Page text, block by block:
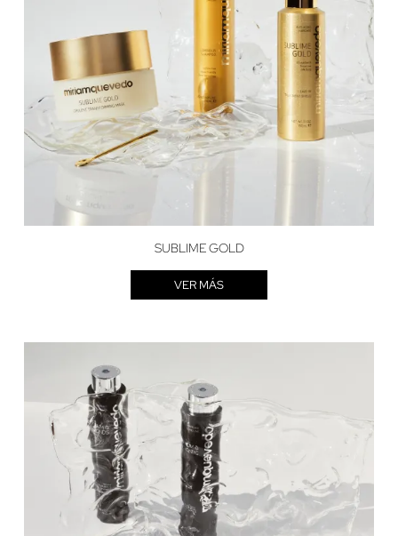
SUBLIME GOLD
VER MÁS